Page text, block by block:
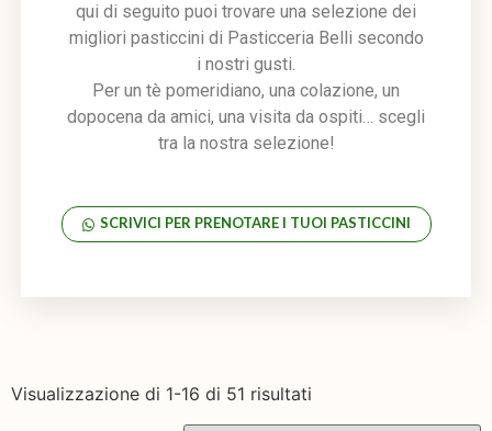
qui di seguito puoi trovare una selezione dei
migliori pasticcini di Pasticceria Belli secondo
i nostri gusti.
Per un tè pomeridiano, una colazione, un
dopocena da amici, una visita da ospiti… scegli
tra la nostra selezione!
SCRIVICI PER PRENOTARE I TUOI PASTICCINI
Visualizzazione di 1-16 di 51 risultati